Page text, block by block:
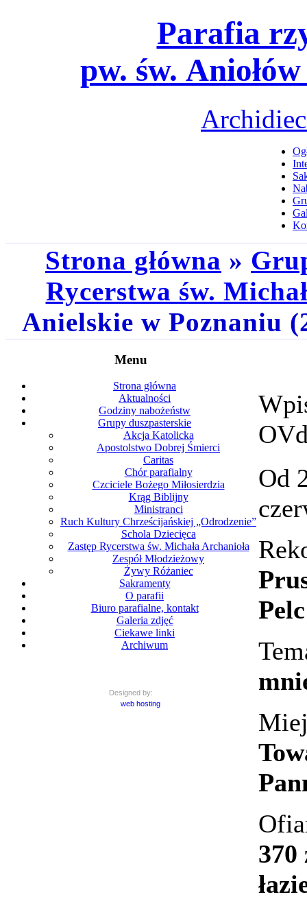
Parafia
pw. św.
Strona główna »
Rycerstwa św.
Anielskie w Poznaniu
Menu
Strona główna
Aktualności
Godziny nabożeństw
Grupy duszpasterskie
Akcja Katolicka
Apostolstwo Dobrej Śmierci
Caritas
Chór parafialny
Czciciele Bożego Miłosierdzia
Krąg Biblijny
Ministranci
Ruch Kultury Chrześcijańskiej „Odrodzenie”
Schola Dziecięca
Zastęp Rycerstwa św. Michała Archanioła
Zespół Młodzieżowy
Żywy Różaniec
Sakramenty
O parafii
Biuro parafialne, kontakt
Galeria zdjęć
Ciekawe linki
Archiwum
Designed by:
web hosting
Od
370